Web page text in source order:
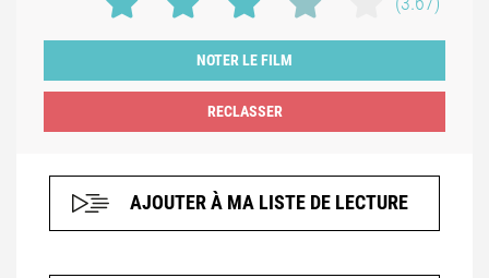
NOTER LE FILM
AJOUTER À MA LISTE DE LECTURE